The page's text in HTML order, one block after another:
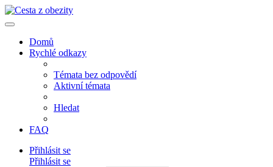
Domů
Rychlé odkazy
Témata bez odpovědí
Aktivní témata
Hledat
FAQ
Přihlásit se
Přihlásit se